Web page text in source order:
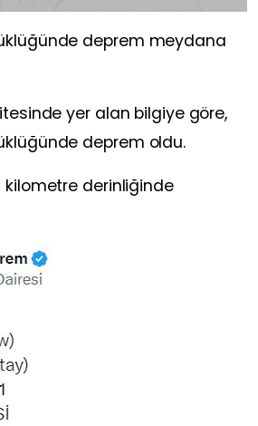
deprem meydana
yer alan bilgiye göre,
deprem oldu.
kilometre derinliğinde